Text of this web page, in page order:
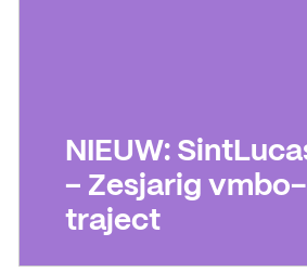
NIEUW:
– Zesjarig
traject